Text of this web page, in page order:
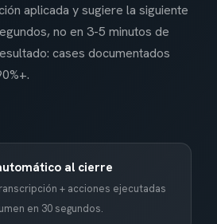
aplicada y sugiere la siguiente
no en 3-5 minutos de
cases documentados
al cierre
+ acciones ejecutadas
en 30 segundos.